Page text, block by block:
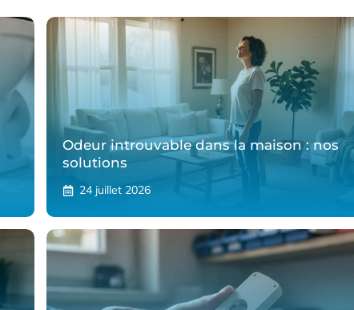
Odeur introuvable dans la maison : nos
solutions
24 juillet 2026